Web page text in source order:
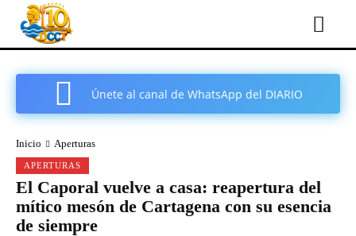
Únete al canal de WhatsApp del DIARIO
Inicio Aperturas
APERTURAS
El Caporal vuelve a casa: reapertura del
mítico mesón de Cartagena con su esencia
de siempre